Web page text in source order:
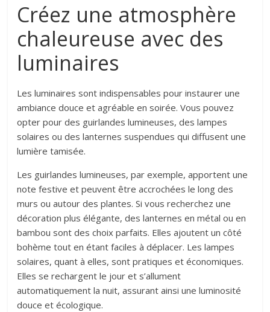
Créez une atmosphère
chaleureuse avec des
luminaires
Les luminaires sont indispensables pour instaurer une
ambiance douce et agréable en soirée. Vous pouvez
opter pour des guirlandes lumineuses, des lampes
solaires ou des lanternes suspendues qui diffusent une
lumière tamisée.
Les guirlandes lumineuses, par exemple, apportent une
note festive et peuvent être accrochées le long des
murs ou autour des plantes. Si vous recherchez une
décoration plus élégante, des lanternes en métal ou en
bambou sont des choix parfaits. Elles ajoutent un côté
bohème tout en étant faciles à déplacer. Les lampes
solaires, quant à elles, sont pratiques et économiques.
Elles se rechargent le jour et s’allument
automatiquement la nuit, assurant ainsi une luminosité
douce et écologique.